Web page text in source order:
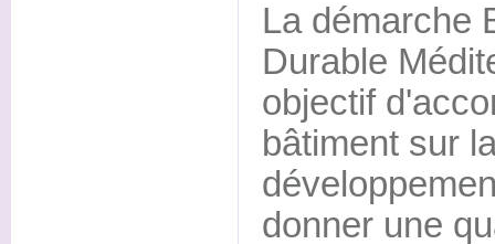
La démarche
Durable
objectif
bâtiment sur
donner une